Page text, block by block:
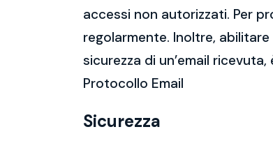
accessi non autorizzati. Per
regolarmente. Inoltre,
sicurezza di un’email
Protocollo Email
Sicurezza